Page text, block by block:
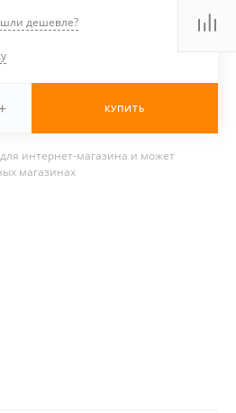
дешевле?
КУПИТЬ
интернет-магазина и может
магазинах